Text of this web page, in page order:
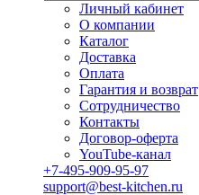
Личный кабинет
О компании
Каталог
Доставка
Оплата
Гарантия и возврат
Сотрудничество
Контакты
Договор-оферта
YouTube-канал
+7-495-909-95-97
support@best-kitchen.ru